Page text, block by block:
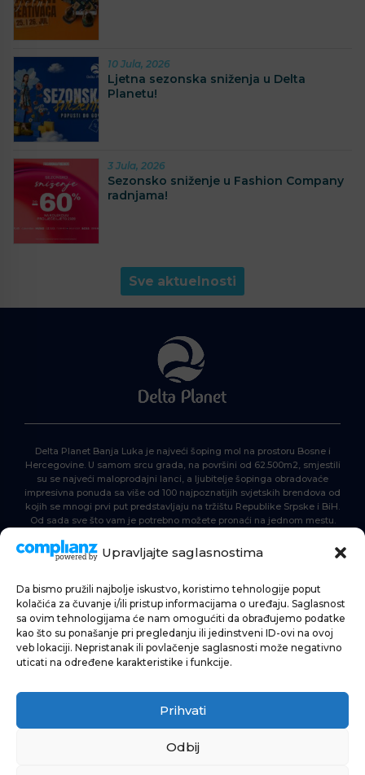
Upravljajte saglasnostima
Da bismo pružili najbolje iskustvo, koristimo tehnologije poput
kolačića za čuvanje i/ili pristup informacijama o uređaju. Saglasnost
sa ovim tehnologijama će nam omogućiti da obrađujemo podatke
kao što su ponašanje pri pregledanju ili jedinstveni ID-ovi na ovoj
veb lokaciji. Nepristanak ili povlačenje saglasnosti može negativno
uticati na određene karakteristike i funkcije.
Prihvati
Odbij
10 Jula, 2026
Ljetna sezonska sniženja u Delta
Planetu!
3 Jula, 2026
Sezonsko sniženje u Fashion Company
radnjama!
Sve aktuelnosti
Delta Planet Banja Luka je najveći šoping mol na prostoru Bosne i
Hercegovine. U samom srcu grada, na površini od 62.500m2, smjestili
su se najveći maloprodajni lanci, a ljubitelje šopinga obradovaće
impresivna ponuda sa više od 100 najpoznatijih svjetskih brendova od
kojih se mnogi prvi put predstavljaju na tržištu Republike Srpske i BiH.
Od sada sve što vam je potrebno možete pronaći na jednom mestu.
POČETNA
ŠOPING
AKTUELNOSTI
ZABAVA